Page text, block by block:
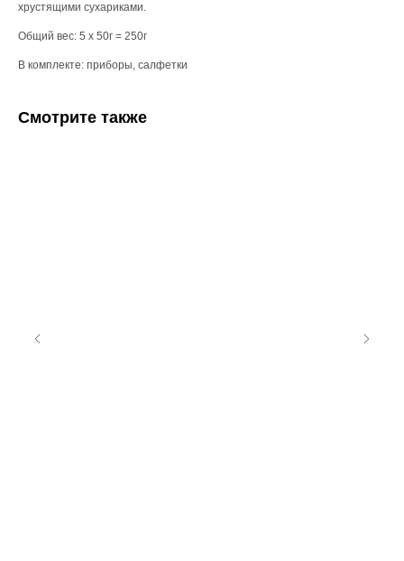
хрустящими сухариками.
Общий вес: 5 х 50г = 250г
В комплекте: приборы, салфетки
Смотрите также